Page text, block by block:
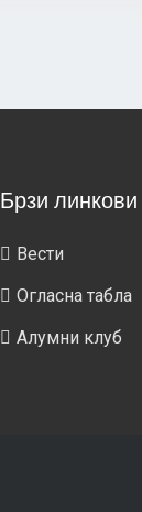
Брзи линкови
Вести
Огласна табла
Алумни клуб